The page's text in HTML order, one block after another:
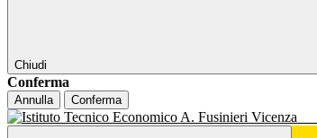
Chiudi
Conferma
Annulla Conferma